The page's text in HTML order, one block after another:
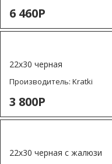
6 460Р
22х30 черная
Производитель: Kratki
3 800Р
22х30 черная с жалюзи